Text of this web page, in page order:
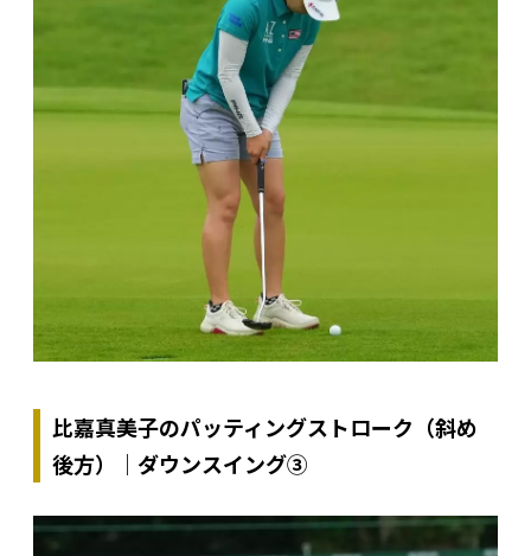
比嘉真美子のパッティングストローク（斜め
後方）｜ダウンスイング③